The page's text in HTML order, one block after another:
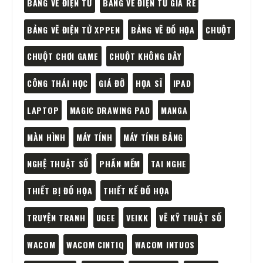
BẢNG VẼ ĐIỆN TỬ BẢNG VẼ ĐIỆN TỬ GIÁ RẺ
BẢNG VẼ ĐIỆN TỬ XPPEN BẢNG VẼ ĐỒ HỌA CHUỘT
CHUỘT CHƠI GAME CHUỘT KHÔNG DÂY
CÔNG THÁI HỌC GIÁ ĐỠ HỌA SĨ IPAD
LAPTOP MAGIC DRAWING PAD MANGA
MÀN HÌNH MÁY TÍNH MÁY TÍNH BẢNG
NGHỆ THUẬT SỐ PHẦN MỀM TAI NGHE
THIẾT BỊ ĐỒ HỌA THIẾT KẾ ĐỒ HỌA
TRUYỆN TRANH UGEE VEIKK VẼ KỸ THUẬT SỐ
WACOM WACOM CINTIQ WACOM INTUOS